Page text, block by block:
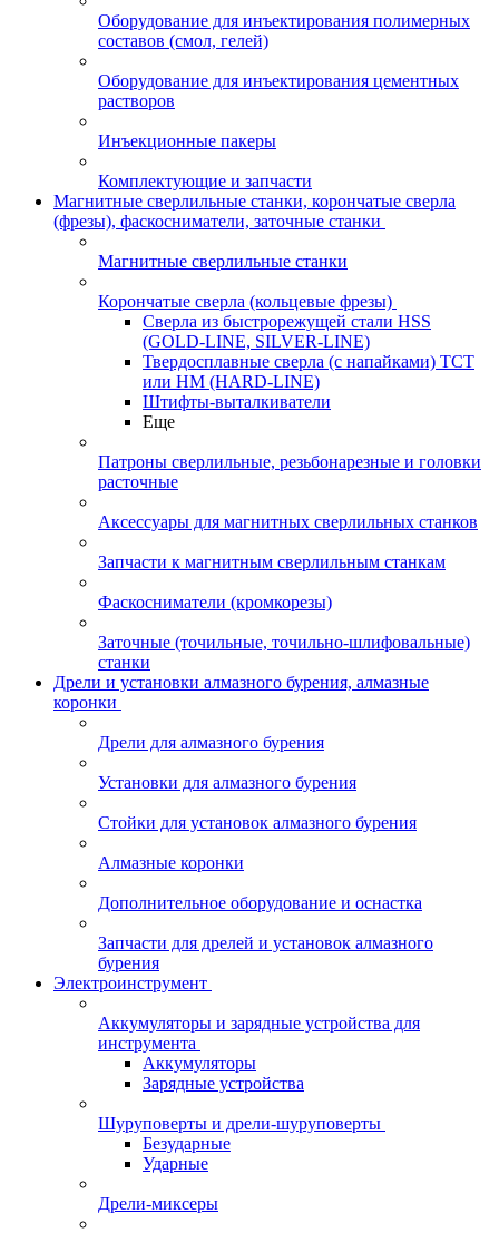
Оборудование для инъектирования полимерных
составов (смол, гелей)
Оборудование для инъектирования цементных
растворов
Инъекционные пакеры
Комплектующие и запчасти
Магнитные сверлильные станки, корончатые сверла
(фрезы), фаскосниматели, заточные станки
Магнитные сверлильные станки
Корончатые сверла (кольцевые фрезы)
Сверла из быстрорежущей стали HSS
(GOLD-LINE, SILVER-LINE)
Твердосплавные сверла (с напайками) ТСТ
или HM (HARD-LINE)
Штифты-выталкиватели
Еще
Патроны сверлильные, резьбонарезные и головки
расточные
Аксессуары для магнитных сверлильных станков
Запчасти к магнитным сверлильным станкам
Фаскосниматели (кромкорезы)
Заточные (точильные, точильно-шлифовальные)
станки
Дрели и установки алмазного бурения, алмазные
коронки
Дрели для алмазного бурения
Установки для алмазного бурения
Стойки для установок алмазного бурения
Алмазные коронки
Дополнительное оборудование и оснастка
Запчасти для дрелей и установок алмазного
бурения
Электроинструмент
Аккумуляторы и зарядные устройства для
инструмента
Аккумуляторы
Зарядные устройства
Шуруповерты и дрели-шуруповерты
Безударные
Ударные
Дрели-миксеры